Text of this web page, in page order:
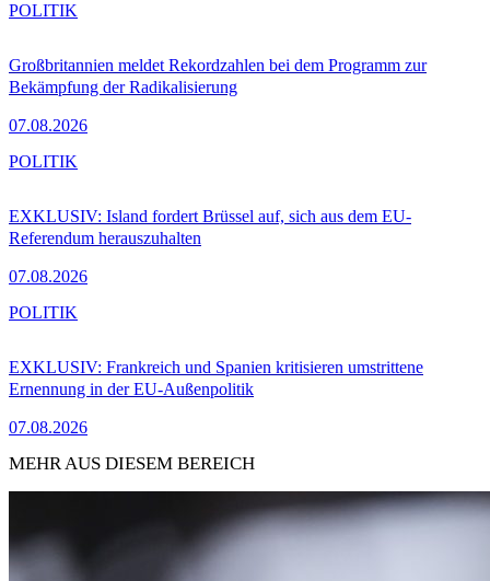
Großbritannien meldet Rekordzahlen bei dem Programm zur
Bekämpfung der Radikalisierung
07.08.2026
POLITIK
EXKLUSIV: Island fordert Brüssel auf, sich aus dem EU-
Referendum herauszuhalten
07.08.2026
POLITIK
EXKLUSIV: Frankreich und Spanien kritisieren umstrittene
Ernennung in der EU-Außenpolitik
07.08.2026
POLITIK
MEHR AUS DIESEM BEREICH